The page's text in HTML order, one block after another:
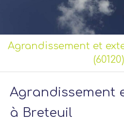
Agrandissement et
(60120)
Agrandissement
à Breteuil